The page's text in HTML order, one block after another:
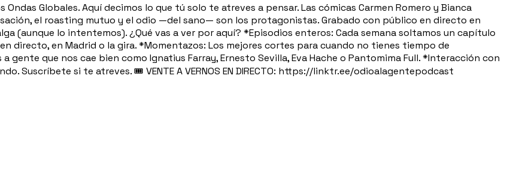
Ondas Globales. Aquí decimos lo que tú solo te atreves a pensar. Las cómicas Carmen Romero y Bianca
el roasting mutuo y el odio —del sano— son los protagonistas. Grabado con público en directo en
(aunque lo intentemos). ¿Qué vas a ver por aquí? *Episodios enteros: Cada semana soltamos un capítulo
directo, en Madrid o la gira. *Momentazos: Los mejores cortes para cuando no tienes tiempo de
que nos cae bien como Ignatius Farray, Ernesto Sevilla, Eva Hache o Pantomima Full. *Interacción con
Suscríbete si te atreves. 🎟️ VENTE A VERNOS EN DIRECTO: https://linktr.ee/odioalagentepodcast